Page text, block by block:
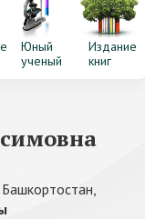
Юный
ученый
Издание
книг